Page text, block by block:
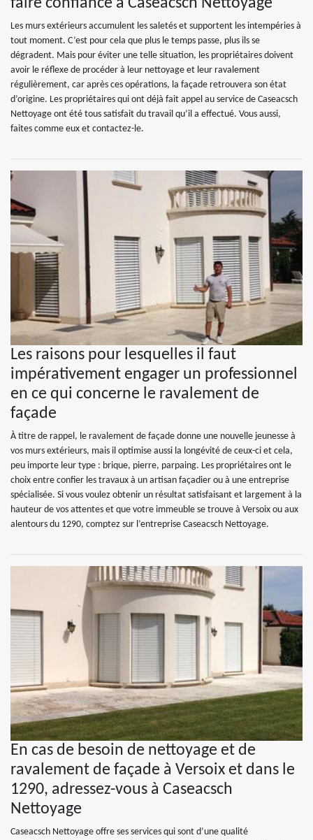
faire confiance à Caseacsch Nettoyage
Les murs extérieurs accumulent les saletés et supportent les intempéries à
tout moment. C’est pour cela que plus le temps passe, plus ils se
dégradent. Mais pour éviter une telle situation, les propriétaires doivent
avoir le réflexe de procéder à leur nettoyage et leur ravalement
régulièrement, car après ces opérations, la façade retrouvera son état
d’origine. Les propriétaires qui ont déjà fait appel au service de Caseacsch
Nettoyage ont été tous satisfait du travail qu’il a effectué. Vous aussi,
faites comme eux et contactez-le.
Les raisons pour lesquelles il faut
impérativement engager un professionnel
en ce qui concerne le ravalement de
façade
À titre de rappel, le ravalement de façade donne une nouvelle jeunesse à
vos murs extérieurs, mais il optimise aussi la longévité de ceux-ci et cela,
peu importe leur type : brique, pierre, parpaing. Les propriétaires ont le
choix entre confier les travaux à un artisan façadier ou à une entreprise
spécialisée. Si vous voulez obtenir un résultat satisfaisant et largement à la
hauteur de vos attentes et que votre immeuble se trouve à Versoix ou aux
alentours du 1290, comptez sur l’entreprise Caseacsch Nettoyage.
En cas de besoin de nettoyage et de
ravalement de façade à Versoix et dans le
1290, adressez-vous à Caseacsch
Nettoyage
Caseacsch Nettoyage offre ses services qui sont d’une qualité